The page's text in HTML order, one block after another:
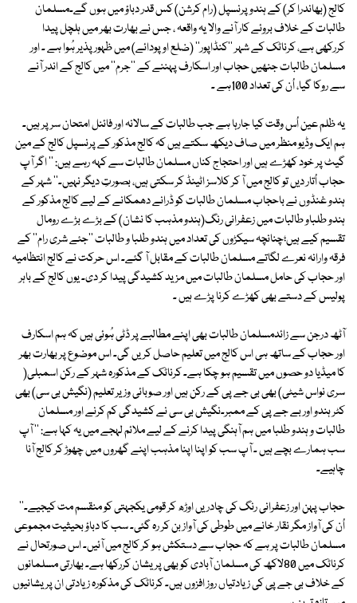
کالج (بھاندرا کر) کے ہندو پرنسپل (رام کرشن) کس قدر دباؤ میں ہوں گے۔مسلمان
طالبات کے خلاف بروئے کار آنے والا یہ واقعہ ، جس نے بھارت بھر میں ہلچل پیدا
کررکھی ہے، کرناٹک کے شہر ''کنڈاپور'' (ضلع اوپودائے) میں ظہور پذیر ہُوا ہے ۔ اور
مسلمان طالبات جنھیں حجاب اور اسکارف پہننے کے ''جرم'' میں کالج کے اندر آنے
سے روکا گیا، اُن کی تعداد 100ہے ۔
یہ ظلم عین اُس وقت کیا جارہا ہے جب طالبات کے سالانہ اور فائنل امتحان سر پر ہیں۔
ہم ایک وڈیو منظر میں صاف دیکھ سکتے ہیں کہ کالج مذکور کے پرنسپل کالج کے مین
گیٹ پر خود کھڑے ہیں اور احتجاج کناں مسلمان طالبات سے کہہ رہے ہیں: '' اگر آپ
حجاب اُتار دیں تو کالج میں آ کر کلاسز اٹینڈ کر سکتی ہیں، بصورتِ دیگر نہیں۔'' شہر کے
ہندو غنڈوں نے باحجاب مسلمان طالبات کو ڈرانے دھمکانے کے لیے کالج مذکور کے
ہندو طلباو طالبات میں زعفرانی رنگ(ہندو مذہب کا نشان) کے بڑے بڑے رومال
تقسیم کیے ہیں؛چنانچہ سیکڑوں کی تعداد میں ہندو طلبا و طالبات ''جئے شری رام'' کے
فرقہ وارانہ نعرے لگاتے مسلمان طالبات کے مقابل آ گئے۔ اس حرکت نے کالج انتظامیہ
اور حجاب کی حامل مسلمان طالبات میں مزید کشیدگی پیدا کر دی۔ یوں کالج کے باہر
پولیس کے دستے بھی کھڑے کرنا پڑے ہیں ۔
آٹھ درجن سے زائدمسلمان طالبات بھی اپنے مطالبے پر ڈٹی ہُوئی ہیں کہ ہم اسکارف
اور حجاب کے ساتھ ہی اس کالج میں تعلیم حاصل کریں گی۔ اس موضوع پر بھارت بھر
کا میڈیا دو حصوں میں تقسیم ہو چکا ہے۔ کرناٹک کے مذکورہ شہر کے رکن اسمبلی(
سری نواس شیٹی) بھی بی جے پی کے رکن ہیں اور صوبائی وزیر تعلیم (نگیش بی سی) بھی
کٹر ہندو اور بے جے پی کے ممبر۔نگیش بی سی نے کشیدگی کم کرنے اور مسلمان
طالبات و ہندو طلبا میں ہم آہنگی پیدا کرنے کے لیے ملائم لہجے میں یہ کہا ہے: '' آپ
سب ہمارے بچے ہیں ۔ آپ سب کو اپنا اپنا مذہب اپنے گھروں میں چھوڑ کر کالج آنا
چاہیے۔
حجاب پہن اور زعفرانی رنگ کی چادریں اوڑھ کر قومی یکجہتی کو منقسم مت کیجیے۔''
اُن کی آواز مگر نقار خانے میں طوطی کی آواز بن کر رہ گئی۔ سب کا دباؤ بحیثیت مجموعی
مسلمان طالبات پر ہے کہ حجاب سے دستکش ہو کر کالج میں آئیں۔ اس صورتحال نے
کرناٹک میں 80لاکھ کی مسلمان آبادی کو بھی پریشان کررکھا ہے۔ بھارتی مسلمانوں
کے خلاف بی جے پی کی زیادتیاں روز افزوں ہیں۔ کرناٹک کی مذکورہ زیادتی ان پریشانیوں